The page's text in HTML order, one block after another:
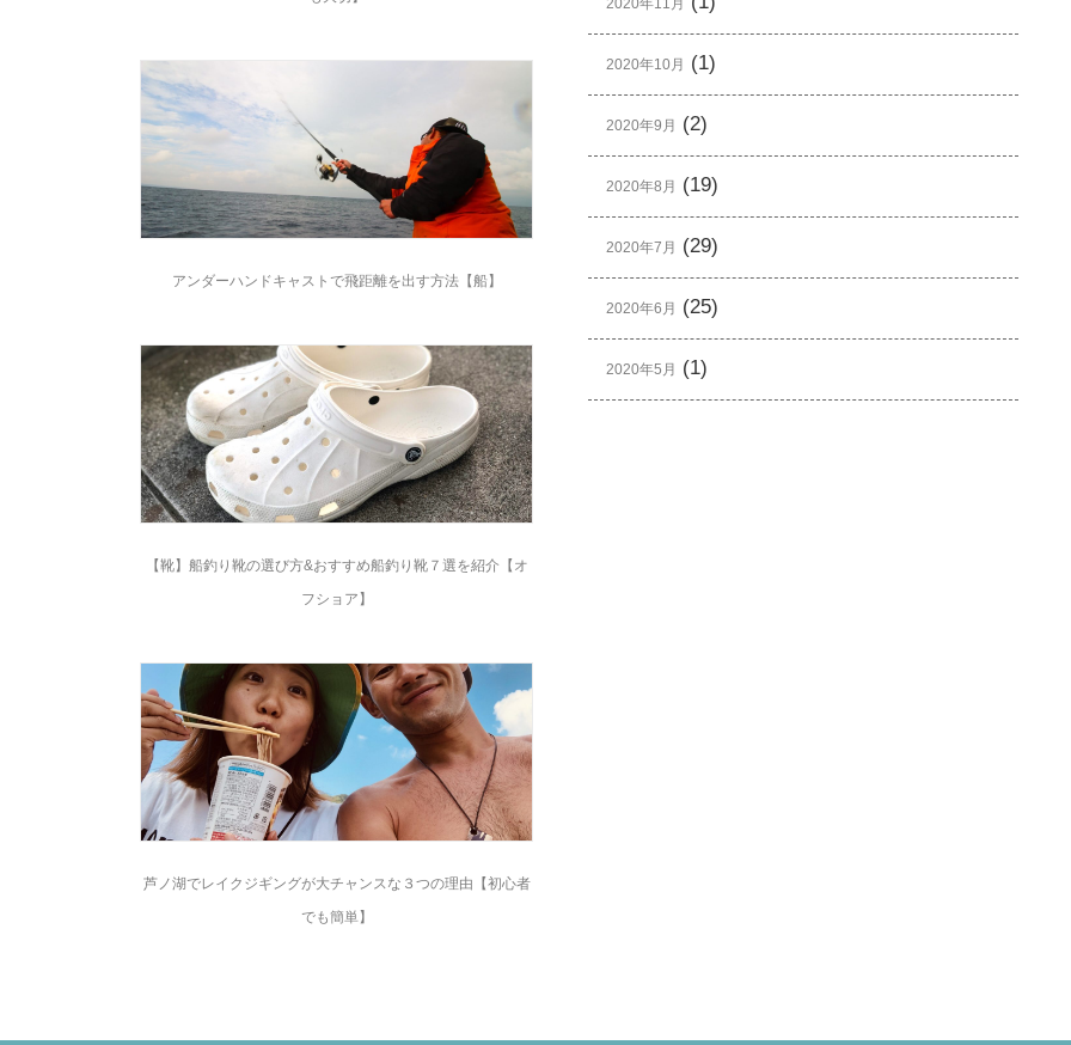
アンダーハンドキャストで飛距離を出す方法【船】
【靴】船釣り靴の選び方&おすすめ船釣り靴７選を紹介【オ
フショア】
芦ノ湖でレイクジギングが大チャンスな３つの理由【初心者
でも簡単】
2020年11月
2020年10月 (1)
2020年9月 (2)
2020年8月 (19)
2020年7月 (29)
2020年6月 (25)
2020年5月 (1)